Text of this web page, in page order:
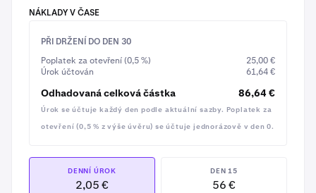
předem, s možností před její účinností bezplatně
splatit jakoukoli částku.
Protože vaše BTC má na začátku dvojnásobnou hodnotu
% by vaši půjčku bezprostředně neohrozil – varovali
bychom vás s dostatečným předstihem, než by bylo
nutné vaše krypto prodat na pokrytí půjčky.
NÁKLADY V ČASE
PŘI DRŽENÍ DO DEN 30
Poplatek za otevření (0,5 %)
25,00 €
Úrok účtován
61,64 €
Odhadovaná celková částka 86,64 €
Úrok se účtuje každý den podle aktuální sazby. Poplatek za
otevření (0,5 % z výše úvěru) se účtuje jednorázově v den 0.
DENNÍ ÚROK
2,05 €
DEN 15
56 €